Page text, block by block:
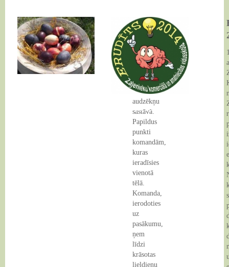
Lieldienas
Grupas
veido
komandas
-
4
audzēkņu
sastāvā.
Papildus
punkti
komandām,
kuras
ieradīsies
vienotā
tēlā.
Komanda,
ierodoties
uz
pasākumu,
ņem
līdzi
krāsotas
lieldienu
10 Apr 2014